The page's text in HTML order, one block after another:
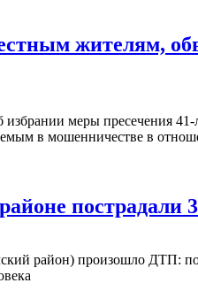
жителям,
избрании меры пресечения
пострадали
район) произошло ДТП: